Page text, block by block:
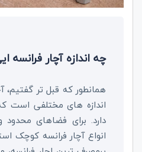
چه اندازه آچار فرانسه
همانطور که قبل تر گفتیم،
اندازه های مختلفی است
دارد. برای فضاهای
انواع آچار فرانسه کوچک